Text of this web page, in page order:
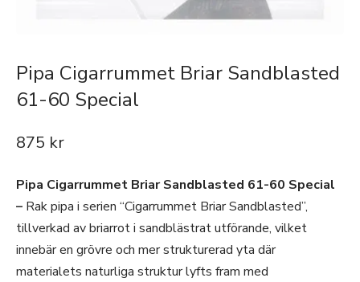
Pipa Cigarrummet Briar Sandblasted
61-60 Special
875 kr
Pipa Cigarrummet Briar Sandblasted 61-60 Special
– Rak pipa i serien “Cigarrummet Briar Sandblasted”,
tillverkad av briarrot i sandblästrat utförande, vilket
innebär en grövre och mer strukturerad yta där
materialets naturliga struktur lyfts fram med